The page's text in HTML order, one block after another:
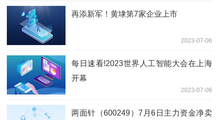
再添新军！黄埭第7家企业上市
2023-07-06
每日速看!2023世界人工智能大会在上海
开幕
2023-07-06
两面针（600249）7月6日主力资金净卖